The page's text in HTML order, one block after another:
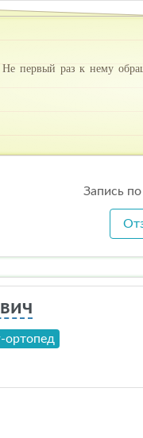
первый раз к нему
Запись
ортопед